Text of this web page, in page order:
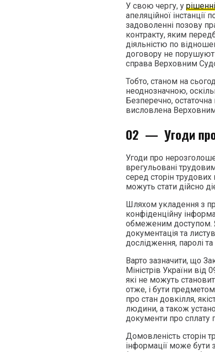
У свою чергу, у
апеляційної інстанції
задоволенні позову
контракту, яким
діяльністю по
договору не
справа Верховним
Тобто, станом на
неоднозначною,
Безперечно,
висловлена
02 — Угоди
Угоди про
врегульовані
серед сторін
можуть стати дійсно
Шляхом укладення з
конфіденційну
обмеженим доступом.
документація та
дослідження, паролі
Варто зазначити, що
Міністрів України
які не можуть
отже, і бути
про стан довкілля,
людини, а також
документи про сплату
Домовленість сторін
інформації може бути